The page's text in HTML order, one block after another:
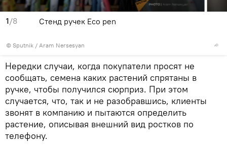
1/8
© Sputnik / Aram Nersesyan
Стенд ручек Eco pen
Нередки случаи, когда покупатели просят не
сообщать, семена каких растений спрятаны в
ручке, чтобы получился сюрприз. При этом
случается, что, так и не разобравшись, клиенты
звонят в компанию и пытаются определить
растение, описывая внешний вид ростков по
телефону.